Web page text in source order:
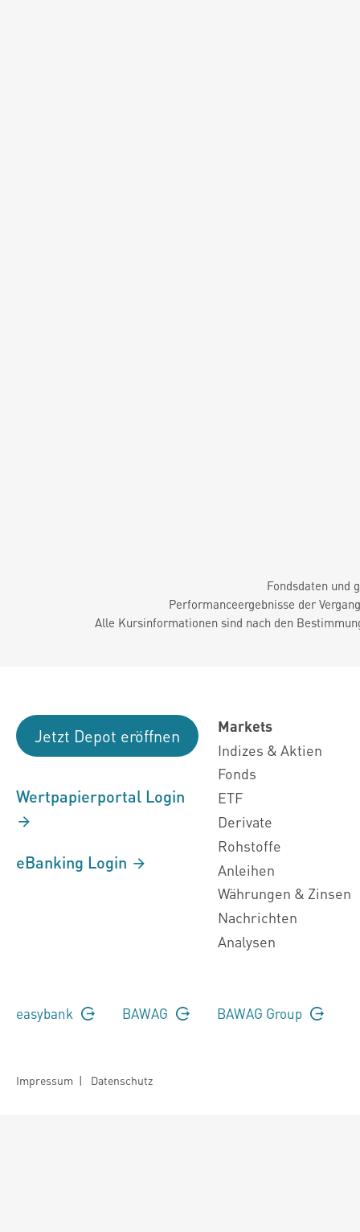
Fondsdaten und
Performanceergebnisse der
Alle Kursinformationen sind nach den
Jetzt Depot eröffnen
Wertpapierportal Login
eBanking Login
Markets
Indizes & Aktien
Fonds
ETF
Derivate
Rohstoffe
Anleihen
Währungen & Zinsen
Nachrichten
Analysen
easybank BAWAG BAWAG Group
Impressum | Datenschutz